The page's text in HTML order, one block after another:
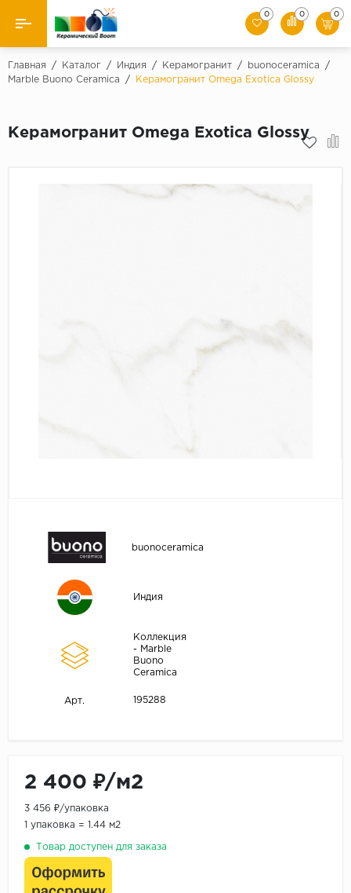
Назад
Керамическая плитка
0 0 0
Главная / Каталог / Индия / Керамогранит / buonoceramica
/
Marble Buono Ceramica
/ Керамогранит Omega Exotica Glossy
Керамогранит Omega Exotica Glossy
buonoceramica
Индия
Коллекция
- Marble
Buono
Ceramica
Арт. 195288
2 400 ₽/м2
3 456 ₽/упаковка
1 упаковка = 1.44 м2
Товар доступен для заказа